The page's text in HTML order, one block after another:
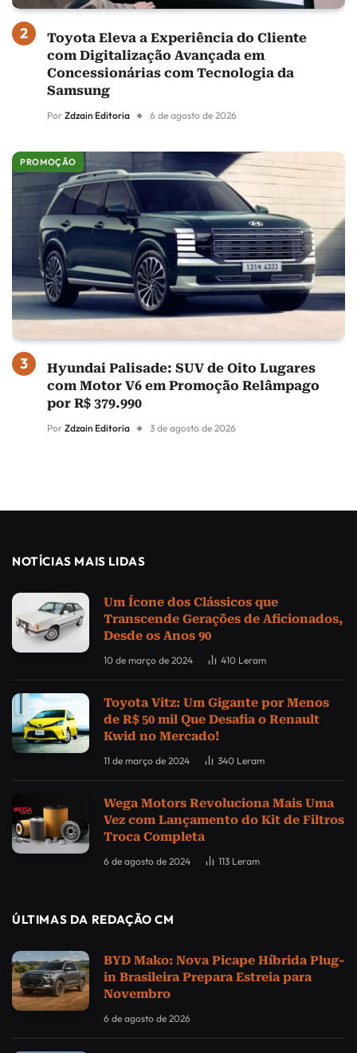
Toyota Eleva a Experiência do Cliente
com Digitalização Avançada em
Concessionárias com Tecnologia da
Samsung
Por Zdzain Editoria 6 de agosto de 2026
PROMOÇÃO
Hyundai Palisade: SUV de Oito Lugares
com Motor V6 em Promoção Relâmpago
por R$ 379.990
Por Zdzain Editoria 3 de agosto de 2026
NOTÍCIAS MAIS LIDAS
Um Ícone dos Clássicos que
Transcende Gerações de Aficionados,
Desde os Anos 90
10 de março de 2024 410 Leram
Toyota Vitz: Um Gigante por Menos
de R$ 50 mil Que Desafia o Renault
Kwid no Mercado!
11 de março de 2024 340 Leram
Wega Motors Revoluciona Mais Uma
Vez com Lançamento do Kit de Filtros
Troca Completa
6 de agosto de 2024 113 Leram
ÚLTIMAS DA REDAÇÃO CM
BYD Mako: Nova Picape Híbrida Plug-
in Brasileira Prepara Estreia para
Novembro
6 de agosto de 2026